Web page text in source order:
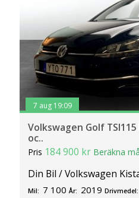
7 aug 19:09
Volkswagen Golf
oc..
Pris 184 900 kr Beräkna
Din Bil / Volkswagen
Mil: 7 100 År: 2019 Drivmedel: